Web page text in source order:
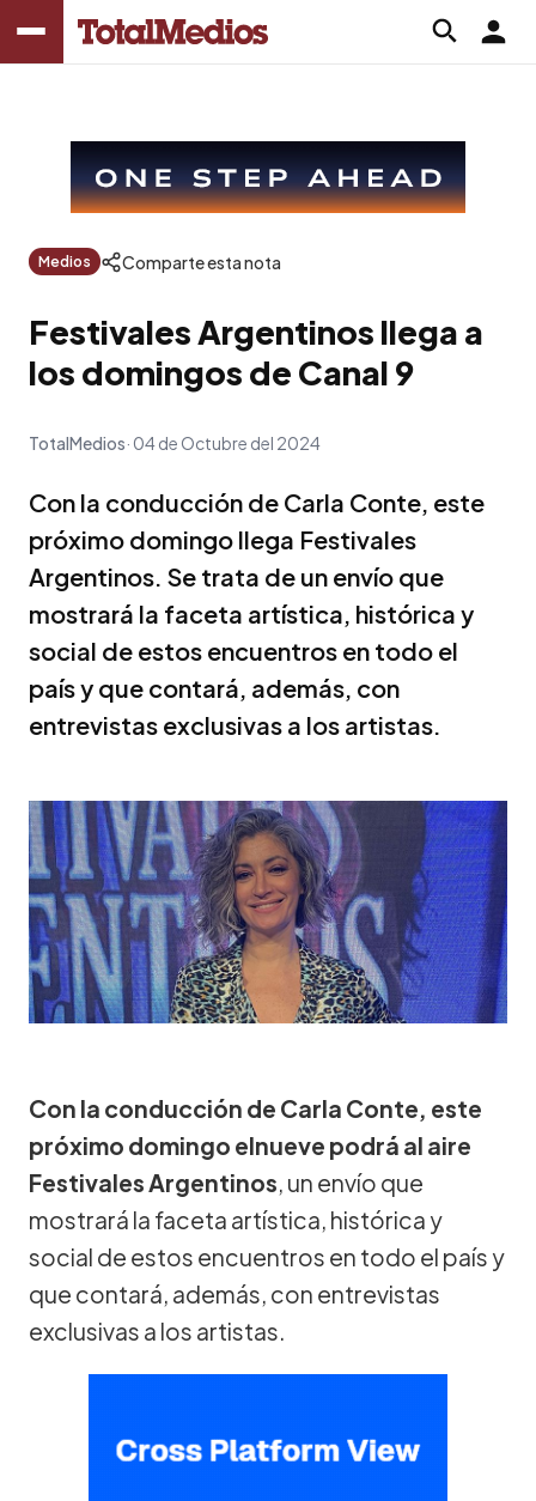
Medios Comparte esta nota
Festivales Argentinos llega a
los domingos de Canal 9
TotalMedios 04 de Octubre del 2024
Con la conducción de Carla Conte, este
próximo domingo llega Festivales
Argentinos. Se trata de un envío que
mostrará la faceta artística, histórica y
social de estos encuentros en todo el
país y que contará, además, con
entrevistas exclusivas a los artistas.
Con la conducción de Carla Conte, este
próximo domingo elnueve podrá al aire
Festivales Argentinos, un envío que
mostrará la faceta artística, histórica y
social de estos encuentros en todo el país y
que contará, además, con entrevistas
exclusivas a los artistas.